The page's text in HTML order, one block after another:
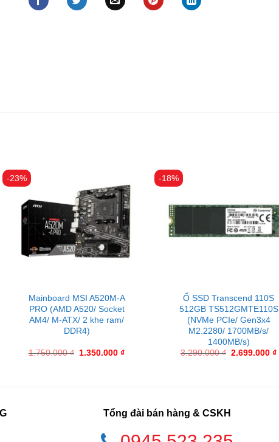
-23%
Mainboard MSI A520M-A
PRO (AMD A520/ Socket
AM4/ M-ATX/ 2 khe ram/
DDR4)
1.750.000₫ 1.350.000₫
-18%
Ổ SSD Transcend 110S
512GB TS512GMTE110S
(NVMe PCIe/ Gen3x4
M2.2280/ 1700MB/s/
1400MB/s)
3.290.000₫ 2.699.000₫
Tổng đài bán hàng & CSKH